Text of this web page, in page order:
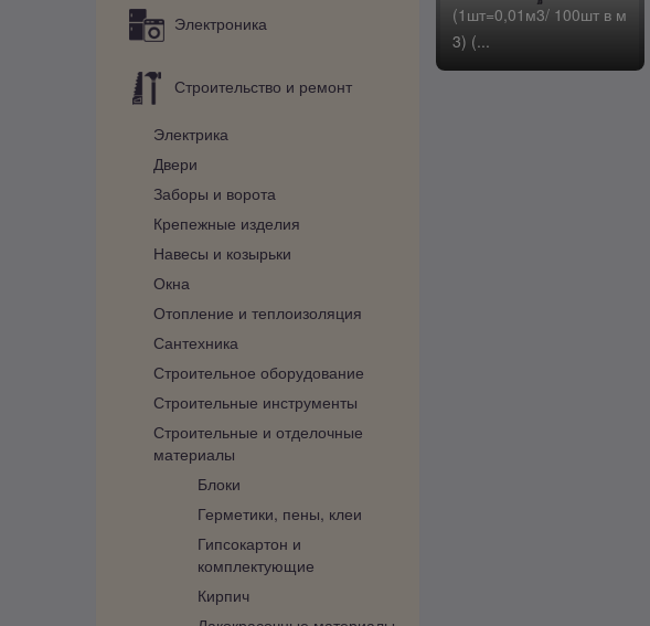
Электроника
Строительство и ремонт
Электрика
Двери
Заборы и ворота
Крепежные изделия
Навесы и козырьки
Окна
Отопление и теплоизоляция
Сантехника
Строительное оборудование
Строительные инструменты
Строительные и отделочные
материалы
Блоки
Герметики, пены, клеи
Гипсокартон и
комплектующие
Кирпич
(1шт=0,01м3/ 100шт в м
3) (...